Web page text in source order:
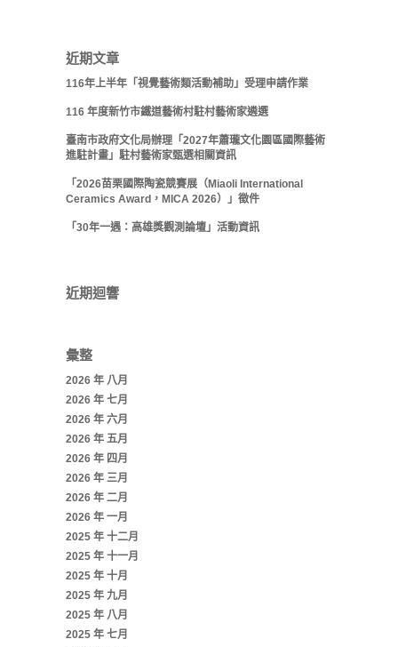
近期文章
116年上半年「視覺藝術類活動補助」受理申請作業
116 年度新竹市鐵道藝術村駐村藝術家遴選
臺南市政府文化局辦理「2027年蕭瓏文化園區國際藝術
進駐計畫」駐村藝術家甄選相關資訊
「2026苗栗國際陶瓷競賽展（Miaoli International
Ceramics Award，MICA 2026）」徵件
「30年一遇：高雄獎觀測論壇」活動資訊
近期迴響
彙整
2026 年 八月
2026 年 七月
2026 年 六月
2026 年 五月
2026 年 四月
2026 年 三月
2026 年 二月
2026 年 一月
2025 年 十二月
2025 年 十一月
2025 年 十月
2025 年 九月
2025 年 八月
2025 年 七月